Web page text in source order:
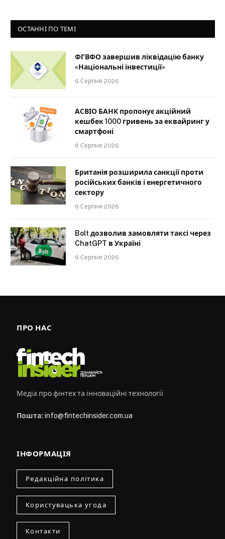
ОСТАННІ ПО ТЕМІ
ФГВФО завершив ліквідацію банку
«Національні інвестиції»
6 Серпня 2026
АСВІО БАНК пропонує акційний
кешбек 1000 гривень за еквайринг у
смартфоні
6 Серпня 2026
Британія розширила санкції проти
російських банків і енергетичного
сектору
6 Серпня 2026
Bolt дозволив замовляти таксі через
ChatGPT в Україні
6 Серпня 2026
ПРО НАС
Медіа про фінтех та інноваційні технології
Пошта: info@fintechinsider.com.ua
ІНФОРМАЦІЯ
Редакційна політика
Користувацька угода
Контакти